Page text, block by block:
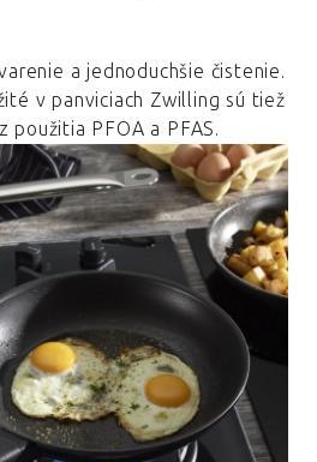
a jednoduchšie čistenie.
v panviciach Zwilling sú tiež
použitia PFOA a PFAS.